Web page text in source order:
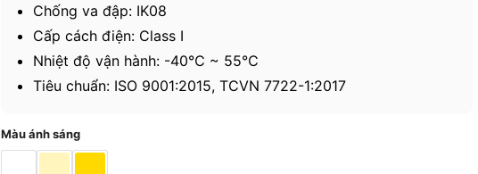
Chống va đập: IK08
Cấp cách điện: Class I
Nhiệt độ vận hành: -40℃ ~ 55℃
Tiêu chuẩn: ISO 9001:2015, TCVN 7722-1:2017
Màu ánh sáng